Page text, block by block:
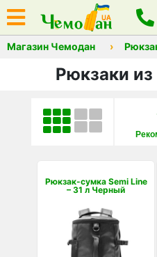
Магазин Чемодан
Рюкзаки из
Рюкзак-сумка Semi Line
– 31 л Черный